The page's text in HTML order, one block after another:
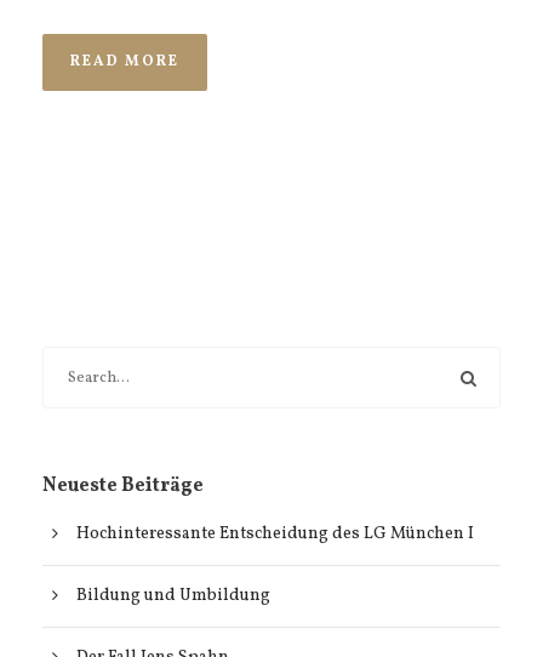
READ MORE
Neueste Beiträge
Hochinteressante Entscheidung des LG München I
Bildung und Umbildung